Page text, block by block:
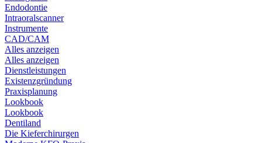
Endodontie
Intraoralscanner
Instrumente
CAD/CAM
Alles anzeigen
Alles anzeigen
Dienstleistungen
Existenzgründung
Praxisplanung
Lookbook
Lookbook
Dentiland
Die Kieferchirurgen